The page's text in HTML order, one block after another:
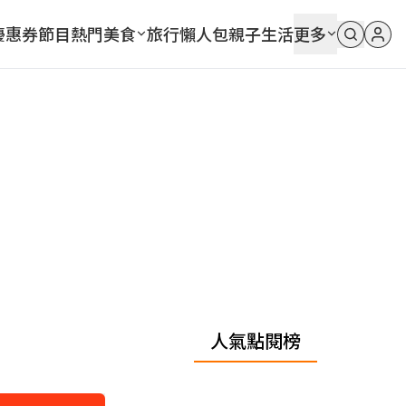
惠券節目熱門美食 旅行懶人包親子生活更多
人氣點閱榜